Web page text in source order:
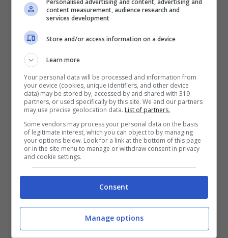
spesso,le nuove puntate saranno in onda
anche di domenica sera, a partire proprio dal
Si registrerà così un passaggio di testimone
con un’altra soap turca che ha appassionato
i telespettatori e che si è da poco conclusa,
La rosa della vendetta“.Al momento la serie
sarà trasmessa, salvo ulteriori stravolgimenti
non ancora previsti, per tutta la parte finale
dell’anno, dalle 21.30 alle 23.45, così da
concludere in relax la settimana.
Personalised advertising and content, advertising and
content measurement, audience research and
services development
Store and/or access information on a device
Learn more
Your personal data will be processed and information from
your device (cookies, unique identifiers, and other device
data) may be stored by, accessed by and shared with 319
partners, or used specifically by this site. We and our partners
may use precise geolocation data. List of partners.
Some vendors may process your personal data on the basis
of legitimate interest, which you can object to by managing
your options below. Look for a link at the bottom of this page
or in the site menu to manage or withdraw consent in privacy
and cookie settings.
Consent
Manage options